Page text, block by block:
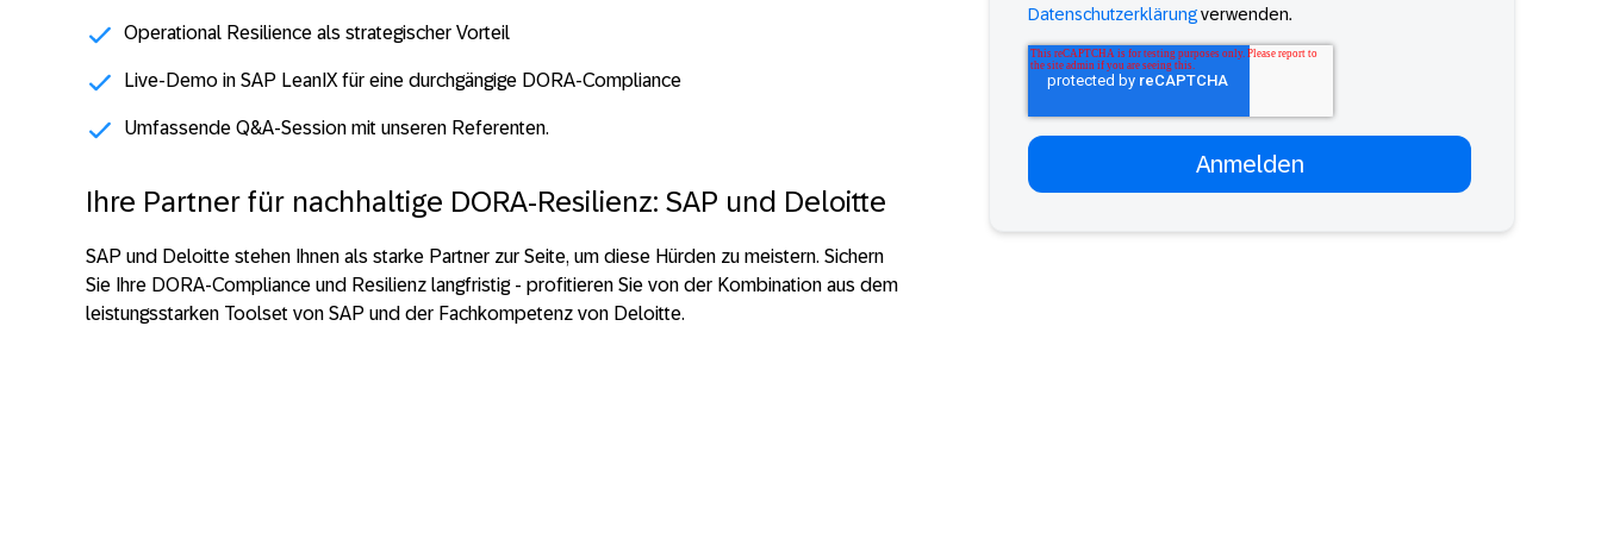
Operational Resilience als strategischer Vorteil
Live-Demo in SAP LeanIX für eine durchgängige DORA-Compliance
Umfassende Q&A-Session mit unseren Referenten.
Ihre Partner für nachhaltige DORA-Resilienz: SAP und Deloitte
SAP und Deloitte stehen Ihnen als starke Partner zur Seite, um diese Hürden zu meistern. Sichern
Sie Ihre DORA-Compliance und Resilienz langfristig - profitieren Sie von der Kombination aus dem
leistungsstarken Toolset von SAP und der Fachkompetenz von Deloitte.
Datenschutzerklärungverwenden.